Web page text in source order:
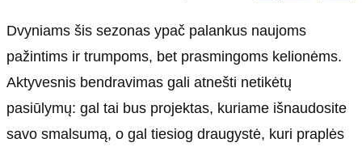
Dvyniams šis sezonas ypač palankus naujoms
pažintims ir trumpoms, bet prasmingoms kelionėms.
Aktyvesnis bendravimas gali atnešti netikėtų
pasiūlymų: gal tai bus projektas, kuriame išnaudosite
savo smalsumą, o gal tiesiog draugystė, kuri praplės